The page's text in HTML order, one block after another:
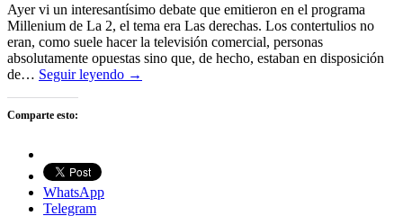
Ayer vi un interesantísimo debate que emitieron en el programa
Millenium de La 2, el tema era Las derechas. Los contertulios no
eran, como suele hacer la televisión comercial, personas
absolutamente opuestas sino que, de hecho, estaban en disposición
de… Seguir leyendo →
Comparte esto:
WhatsApp
Telegram